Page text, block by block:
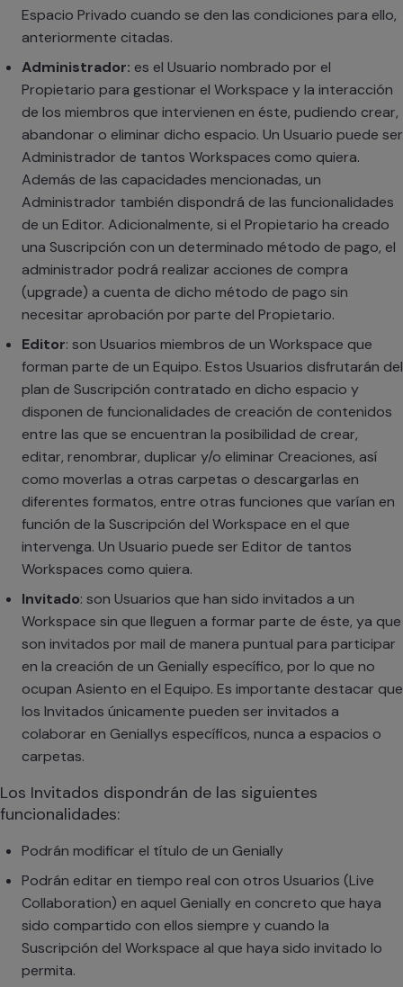
Espacio Privado cuando se den las condiciones para ello,
anteriormente citadas.
Administrador: es el Usuario nombrado por el
Propietario para gestionar el Workspace y la interacción
de los miembros que intervienen en éste, pudiendo crear,
abandonar o eliminar dicho espacio. Un Usuario puede ser
Administrador de tantos Workspaces como quiera.
Además de las capacidades mencionadas, un
Administrador también dispondrá de las funcionalidades
de un Editor. Adicionalmente, si el Propietario ha creado
una Suscripción con un determinado método de pago, el
administrador podrá realizar acciones de compra
(upgrade) a cuenta de dicho método de pago sin
necesitar aprobación por parte del Propietario.
Editor: son Usuarios miembros de un Workspace que
forman parte de un Equipo. Estos Usuarios disfrutarán del
plan de Suscripción contratado en dicho espacio y
disponen de funcionalidades de creación de contenidos
entre las que se encuentran la posibilidad de crear,
editar, renombrar, duplicar y/o eliminar Creaciones, así
como moverlas a otras carpetas o descargarlas en
diferentes formatos, entre otras funciones que varían en
función de la Suscripción del Workspace en el que
intervenga. Un Usuario puede ser Editor de tantos
Workspaces como quiera.
Invitado: son Usuarios que han sido invitados a un
Workspace sin que lleguen a formar parte de éste, ya que
son invitados por mail de manera puntual para participar
en la creación de un Genially específico, por lo que no
ocupan Asiento en el Equipo. Es importante destacar que
los Invitados únicamente pueden ser invitados a
colaborar en Geniallys específicos, nunca a espacios o
carpetas.
Los Invitados dispondrán de las siguientes
funcionalidades:
Podrán modificar el título de un Genially
Podrán editar en tiempo real con otros Usuarios (Live
Collaboration) en aquel Genially en concreto que haya
sido compartido con ellos siempre y cuando la
Suscripción del Workspace al que haya sido invitado lo
permita.